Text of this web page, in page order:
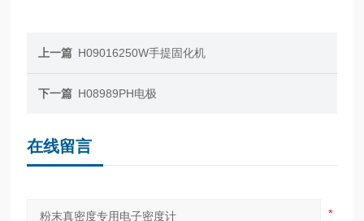
上一篇 H09016250W手提固化机
下一篇 H08989PH电极
在线留言